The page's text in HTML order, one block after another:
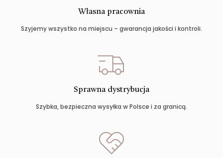
Własna pracownia
Szyjemy wszystko na miejscu – gwarancja jakości i kontroli.
Sprawna dystrybucja
Szybka, bezpieczna wysyłka w Polsce i za granicą.